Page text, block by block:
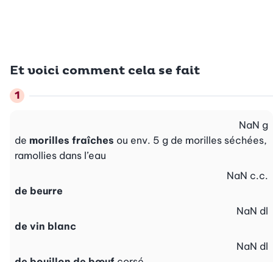
Et voici comment cela se fait
de morilles fraîches ou env. 5 g de morilles séchées,
ramollies dans l’eau
NaN g
de beurre
NaN c.c.
de vin blanc
NaN dl
NaN dl